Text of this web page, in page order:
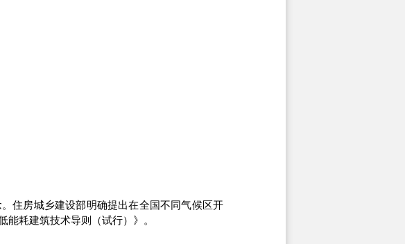
住房城乡建设部明确提出在全国不同气候区开
耗建筑技术导则（试行）》。